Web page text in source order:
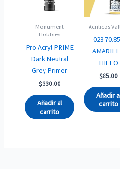
Monument
Hobbies
Pro Acryl PRIME
Dark Neutral
Grey Primer
$330.00
Añadir al
carrito
Acrilicos
023
HIELO
$85.00
Añadir
carrito